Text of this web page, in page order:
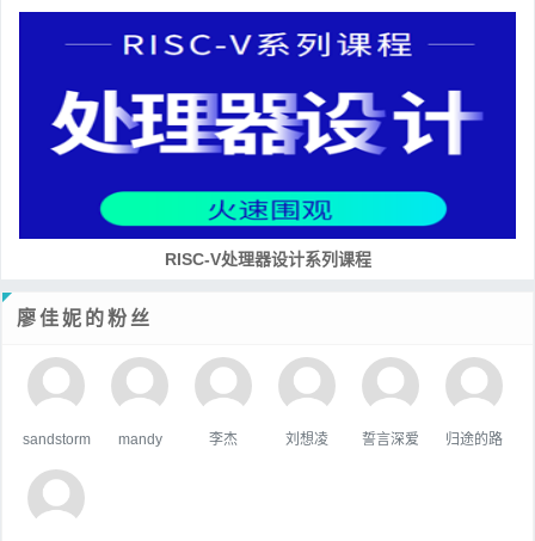
RISC-V处理器设计系列课程
廖佳妮的粉丝
sandstorm mandy 李杰 刘想凌 誓言深爱 归途的路